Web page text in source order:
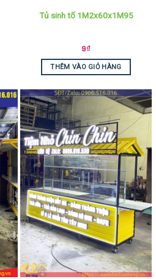
Tủ sinh tố 1M2x60x1M95
9₫
THÊM VÀO GIỎ HÀNG